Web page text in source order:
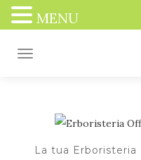
TOGGLE NAVIGATION
La tua Erboristeria
MENU